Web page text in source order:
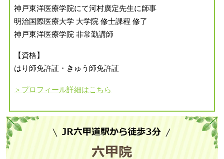
神戸東洋医療学院にて河村廣定先生に師事
明治国際医療大学 大学院 修士課程 修了
神戸東洋医療学院 非常勤講師
【資格】
はり師免許証・きゅう師免許証
＞プロフィール詳細はこちら